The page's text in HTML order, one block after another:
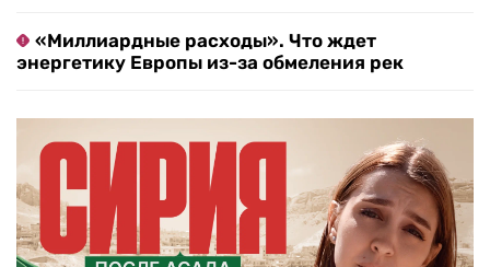
«Миллиардные расходы». Что ждет
энергетику Европы из-за обмеления рек